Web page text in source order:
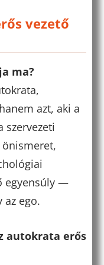
vezető
ma?
azt, aki a
szervezeti
egyensúly —
ego.
autokrata erős